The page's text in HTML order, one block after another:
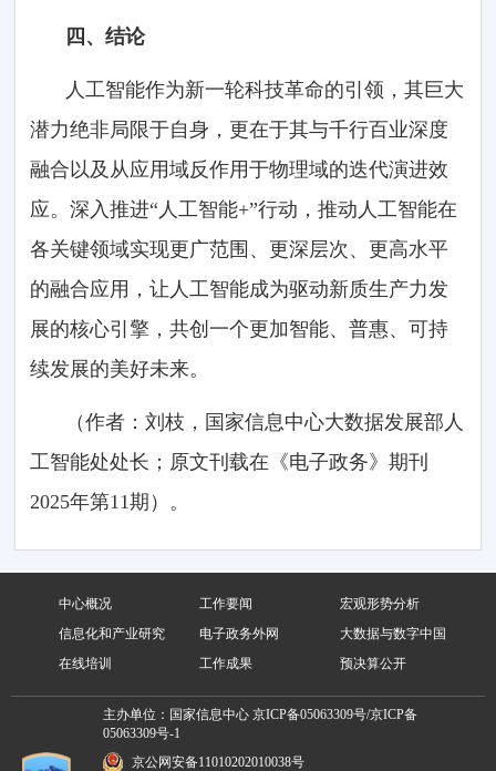
四、结论
人工智能作为新一轮科技革命的引领，其巨大
潜力绝非局限于自身，更在于其与千行百业深度
融合以及从应用域反作用于物理域的迭代演进效
应。深入推进“人工智能+”行动，推动人工智能在
各关键领域实现更广范围、更深层次、更高水平
的融合应用，让人工智能成为驱动新质生产力发
展的核心引擎，共创一个更加智能、普惠、可持
续发展的美好未来。
（作者：刘枝，国家信息中心大数据发展部人
工智能处处长；原文刊载在《电子政务》期刊
2025年第11期）。
中心概况 工作要闻
宏观形势分析
信息化和产业研究
电子政务外网
大数据与数字中国
在线培训
工作成果 预决算公开
主办单位：国家信息中心京ICP备05063309号/京ICP备
05063309号-1
京公网安备11010202010038号